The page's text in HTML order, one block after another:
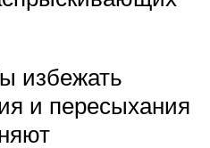
избежать
и пересыхания